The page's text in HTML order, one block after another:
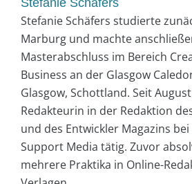
Stefanie Schäfers
Stefanie Schäfers studierte
Marburg und machte
Masterabschluss im Bereich
Business an der Glasgow
Glasgow, Schottland. Seit
Redakteurin in der Redaktion
und des Entwickler Magazins
Support Media tätig. Zuvor
mehrere Praktika in Online-